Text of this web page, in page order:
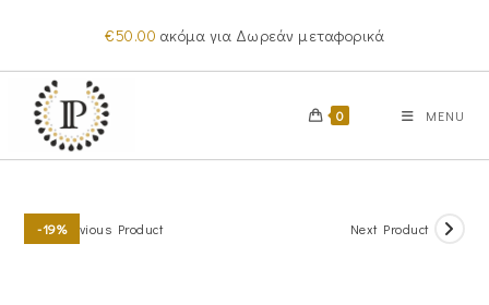
content
€50.00 ακόμα για Δωρεάν μεταφορικά
0 MENU
-19%Previous Product Next Product